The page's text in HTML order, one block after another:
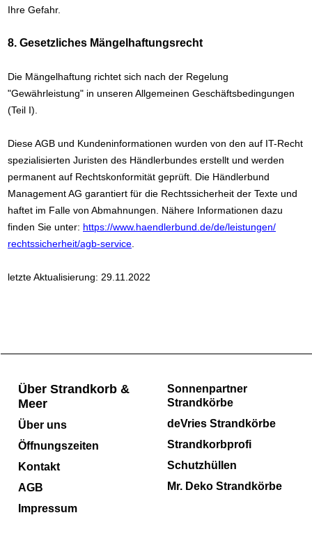
Ihre Gefahr.
8. Gesetzliches Mängelhaftungsrecht
Die Mängelhaftung richtet sich nach der Regelung
"Gewährleistung" in unseren Allgemeinen Geschäftsbedingungen
(Teil I).
Diese AGB und Kundeninformationen wurden von den auf IT-Recht
spezialisierten Juristen des Händlerbundes erstellt und werden
permanent auf Rechtskonformität geprüft. Die Händlerbund
Management AG garantiert für die Rechtssicherheit der Texte und
haftet im Falle von Abmahnungen. Nähere Informationen dazu
finden Sie unter: https://www.haendlerbund.de/de/leistungen/
rechtssicherheit/agb-service.
letzte Aktualisierung: 29.11.2022
Sonnenpartner
Strandkörbe
deVries Strandkörbe
Strandkorbprofi
Schutzhüllen
Mr. Deko Strandkörbe
Über Strandkorb &
Meer
Über uns
Öffnungszeiten
Kontakt
AGB
Impressum